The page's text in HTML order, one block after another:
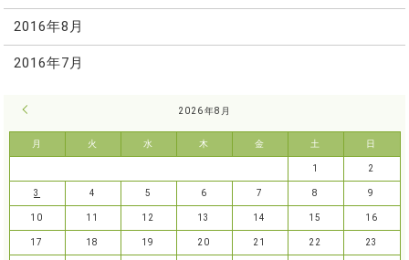
2016年8月
2016年7月
2026年8月
月 火 水 木 金 土 日
1 2
3 4 5 6 7 8 9
10 11 12 13 14 15 16
17 18 19 20 21 22 23